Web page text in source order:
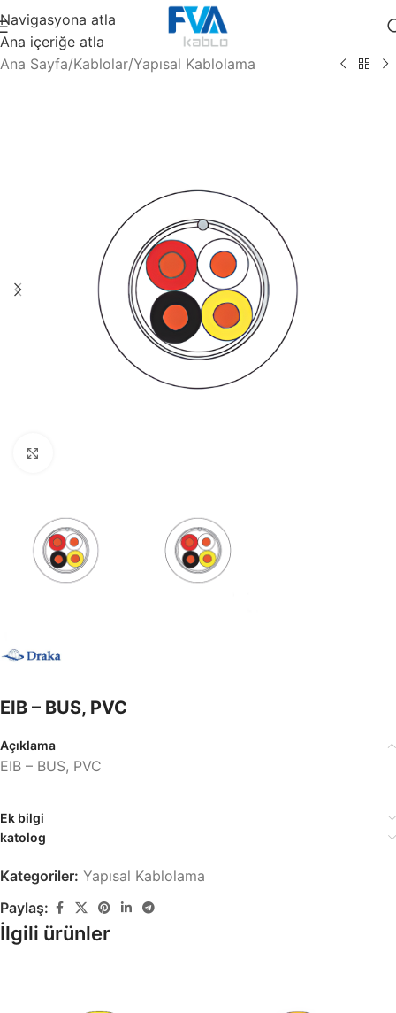
Navigasyona atla
Ana içeriğe atla
Ana Sayfa/Kablolar/Yapısal Kablolama
EIB – BUS, PVC
Açıklama
EIB – BUS, PVC
Ek bilgi
katolog
Kategoriler: Yapısal Kablolama
Paylaş:
İlgili ürünler